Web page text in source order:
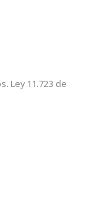
Ley 11.723 de